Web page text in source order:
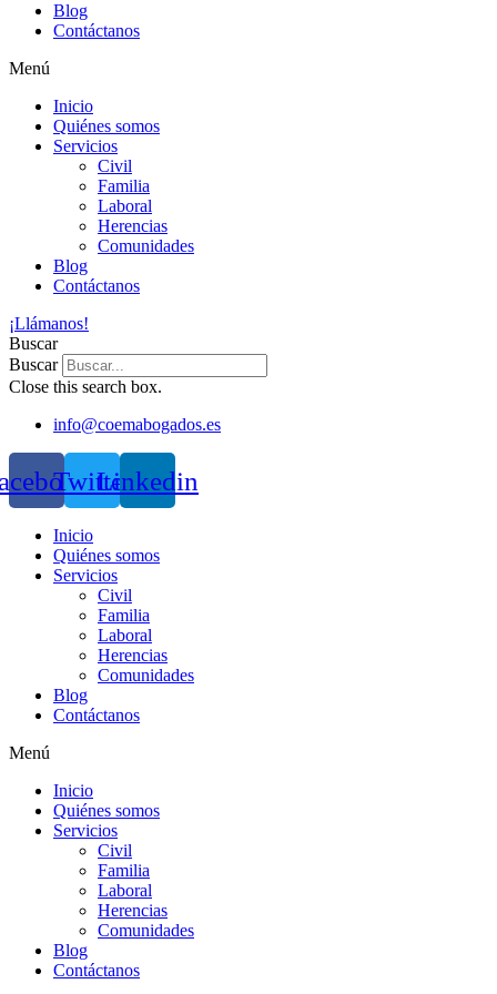
Blog
Contáctanos
Menú
Inicio
Quiénes somos
Servicios
Civil
Familia
Laboral
Herencias
Comunidades
Blog
Contáctanos
¡Llámanos!
Buscar
Buscar
Close this search box.
info@coemabogados.es
TwitterLinkedin
Inicio
Quiénes somos
Servicios
Civil
Familia
Laboral
Herencias
Comunidades
Blog
Contáctanos
Menú
Inicio
Quiénes somos
Servicios
Civil
Familia
Laboral
Herencias
Comunidades
Blog
Contáctanos